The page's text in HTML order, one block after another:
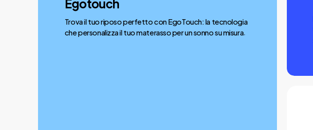
Egotouch
Trova il tuo riposo perfetto con EgoTouch: la tecnologia
che personalizza il tuo materasso per un sonno su misura.